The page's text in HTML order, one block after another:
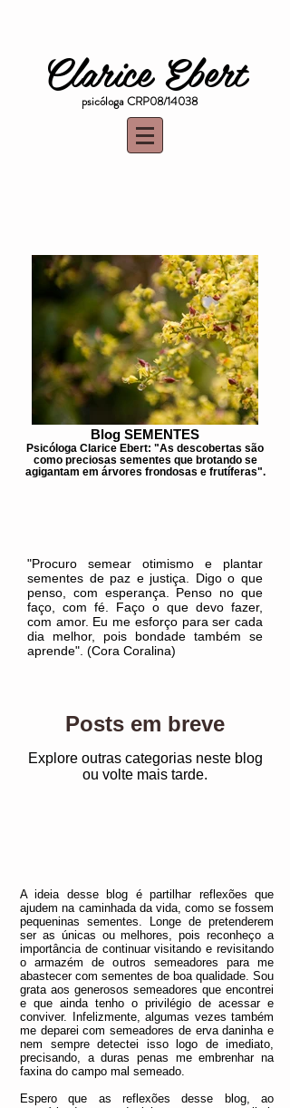
Clarice Ebert
psicóloga CRP08/14038
Blog SEMENTES
Psicóloga Clarice Ebert: "As descobertas são
como preciosas sementes que brotando se
agigantam em árvores frondosas e frutíferas".
"Procuro semear otimismo e plantar
sementes de paz e justiça. Digo o que
penso, com esperança. Penso no que
faço, com fé. Faço o que devo fazer,
com amor. Eu me esforço para ser cada
dia melhor, pois bondade também se
aprende". (Cora Coralina)
Posts em breve
Explore outras categorias neste blog
ou volte mais tarde.
A ideia desse blog é partilhar reflexões que
ajudem na caminhada da vida, como se fossem
pequeninas sementes. Longe de pretenderem
ser as únicas ou melhores, pois reconheço a
importância de continuar visitando e revisitando
o armazém de outros semeadores para me
abastecer com sementes de boa qualidade. Sou
grata aos generosos semeadores que encontrei
e que ainda tenho o privilégio de acessar e
conviver. Infelizmente, algumas vezes também
me deparei com semeadores de erva daninha e
nem sempre detectei isso logo de imediato,
precisando, a duras penas me embrenhar na
faxina do campo mal semeado.
Espero que as reflexões desse blog, ao